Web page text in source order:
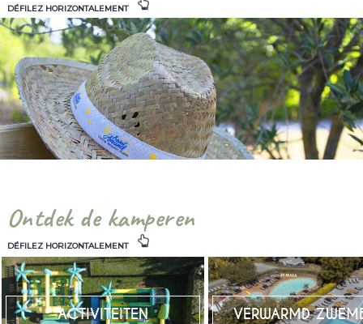
DÉFILEZ HORIZONTALEMENT
Ontdek de kamperen
DÉFILEZ HORIZONTALEMENT
ACTIVITEITEN VERWARMD